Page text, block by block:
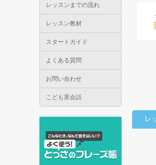
レッスンまでの流れ
レッスン教材
スタートガイド
よくある質問
お問い合わせ
こども英会話
レ